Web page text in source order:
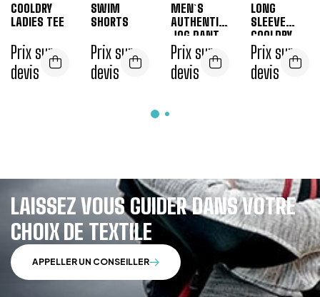
COOLDRY
LADIES TEE
Prix sur
devis
SWIM
SHORTS
Prix sur
devis
MEN`S
AUTHENTIC
JOG PANT
Prix sur
devis
LONG
SLEEVE
COOLDRY
TEE
Prix sur
devis
LAISSEZ VOUS GUIDER DANS VOTRE
CHOIX DE TEXTILE
APPELLER UN CONSEILLER